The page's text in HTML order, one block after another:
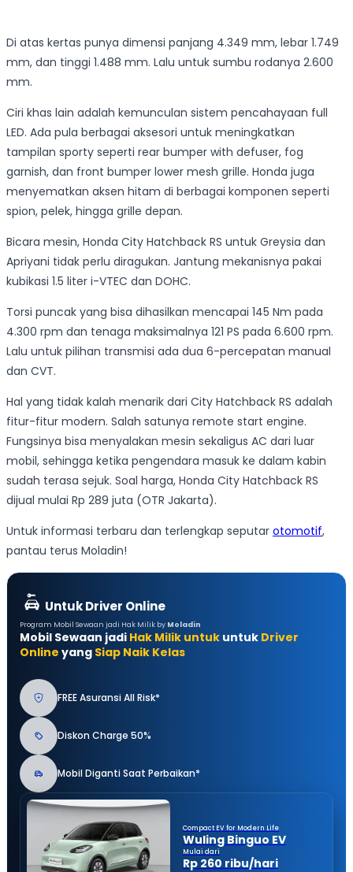
Di atas kertas punya dimensi panjang 4.349 mm, lebar 1.749
mm, dan tinggi 1.488 mm. Lalu untuk sumbu rodanya 2.600
mm.
Ciri khas lain adalah kemunculan sistem pencahayaan full
LED. Ada pula berbagai aksesori untuk meningkatkan
tampilan sporty seperti rear bumper with defuser, fog
garnish, dan front bumper lower mesh grille. Honda juga
menyematkan aksen hitam di berbagai komponen seperti
spion, pelek, hingga grille depan.
Bicara mesin, Honda City Hatchback RS untuk Greysia dan
Apriyani tidak perlu diragukan. Jantung mekanisnya pakai
kubikasi 1.5 liter i-VTEC dan DOHC.
Torsi puncak yang bisa dihasilkan mencapai 145 Nm pada
4.300 rpm dan tenaga maksimalnya 121 PS pada 6.600 rpm.
Lalu untuk pilihan transmisi ada dua 6-percepatan manual
dan CVT.
Hal yang tidak kalah menarik dari City Hatchback RS adalah
fitur-fitur modern. Salah satunya remote start engine.
Fungsinya bisa menyalakan mesin sekaligus AC dari luar
mobil, sehingga ketika pengendara masuk ke dalam kabin
sudah terasa sejuk. Soal harga, Honda City Hatchback RS
dijual mulai Rp 289 juta (OTR Jakarta).
Untuk informasi terbaru dan terlengkap seputar otomotif,
pantau terus Moladin!
Untuk Driver Online
Program Mobil Sewaan jadi Hak Milik by Moladin
Mobil Sewaan jadi Hak Milik untuk untuk Driver
Online yang Siap Naik Kelas
FREE Asuransi All Risk*
Diskon Charge 50%
Mobil Diganti Saat Perbaikan*
Compact EV for Modern Life
Wuling Binguo EV
Mulai dari
Rp 260 ribu/hari